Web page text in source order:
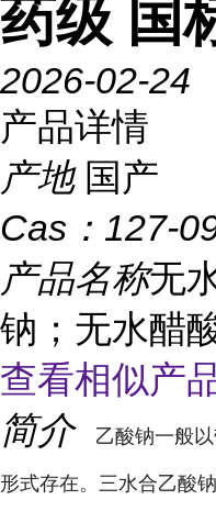
药级 国
2026-02-24
产品详情
产地 国产
Cas： 127-
产品名称无
钠；无水醋
查看相似产
简介
乙酸钠一般
形式存在。三水合乙酸